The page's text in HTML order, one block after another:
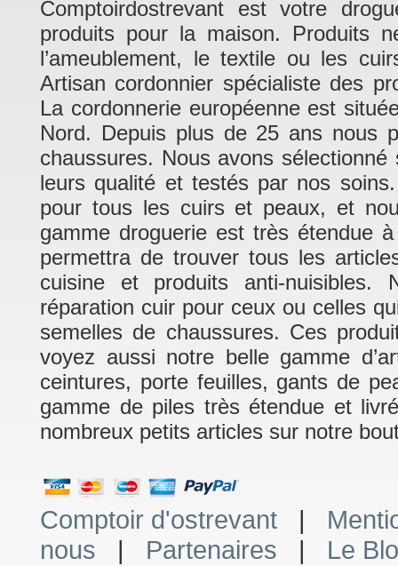
Comptoirdostrevant est votre
produits pour la maison. Produits
l’ameublement, le textile ou les
Artisan cordonnier spécialiste des
La cordonnerie européenne est
Nord. Depuis plus de 25 ans nous
chaussures. Nous avons
leurs qualité et testés par nos
pour tous les cuirs et peaux, et
gamme droguerie est très étendue
permettra de trouver tous les
cuisine et produits anti-nuisibles.
réparation cuir pour ceux ou celles
semelles de chaussures. Ces
voyez aussi notre belle gamme
ceintures, porte feuilles, gants de
gamme de piles très étendue et
nombreux petits articles sur notre
Comptoir d'ostrevant |
nous | Partenaires | Le